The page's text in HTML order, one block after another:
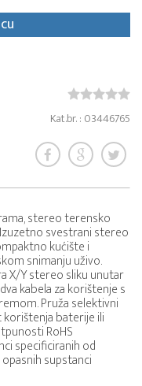
Kat.br. : 03446765
stereo terensko
svestrani stereo
kućište i
snimanju uživo.
X/Y stereo sliku unutar
kabela za korištenje s
Pruža selektivni
baterije ili
RoHS
specificiranih od
supstanci